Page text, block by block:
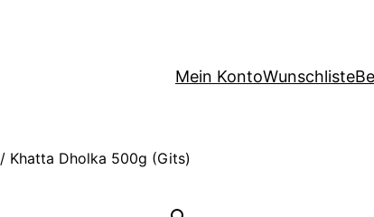
Mein KontoWunschliste
/ Khatta Dholka 500g (Gits)